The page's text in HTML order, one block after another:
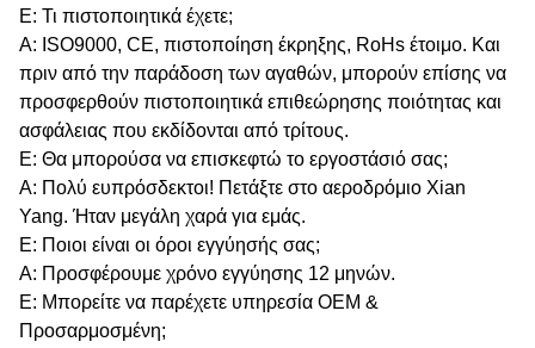
Ε: Τι πιστοποιητικά έχετε;
Α: ISO9000, CE, πιστοποίηση έκρηξης, RoHs έτοιμο. Και
πριν από την παράδοση των αγαθών, μπορούν επίσης να
προσφερθούν πιστοποιητικά επιθεώρησης ποιότητας και
ασφάλειας που εκδίδονται από τρίτους.
Ε: Θα μπορούσα να επισκεφτώ το εργοστάσιό σας;
Α: Πολύ ευπρόσδεκτοι! Πετάξτε στο αεροδρόμιο Xian
Yang. Ήταν μεγάλη χαρά για εμάς.
Ε: Ποιοι είναι οι όροι εγγύησής σας;
Α: Προσφέρουμε χρόνο εγγύησης 12 μηνών.
Ε: Μπορείτε να παρέχετε υπηρεσία OEM &
Προσαρμοσμένη;